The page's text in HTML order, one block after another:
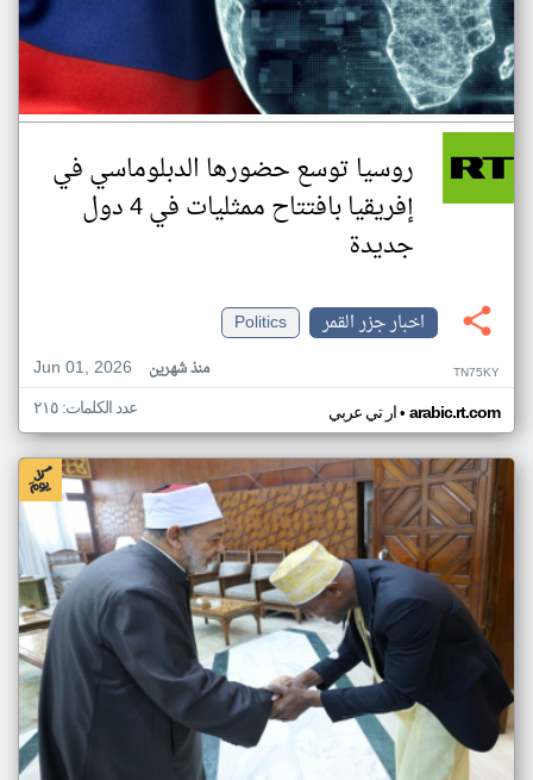
روسيا توسع حضورها الدبلوماسي في
إفريقيا بافتتاح ممثليات في 4 دول
جديدة
اخبار جزر القمر
Politics
Jun 01, 2026
منذ شهرين TN75KY
ار تي عربي• arabic.rt.com عدد الكلمات: ٢١٥